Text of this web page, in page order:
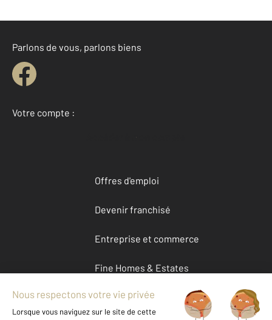
Parlons de vous, parlons biens
Votre compte :
Accéder à mon compte
Offres d'emploi
Devenir franchisé
Entreprise et commerce
Fine Homes & Estates
À propos